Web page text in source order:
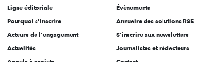
Ligne éditoriale
Pourquoi s'inscrire
Acteurs de l'engagement
Actualités
Évènements
Annuaire des solutions RSE
S'inscrire aux newsletters
Journalistes et rédacteurs